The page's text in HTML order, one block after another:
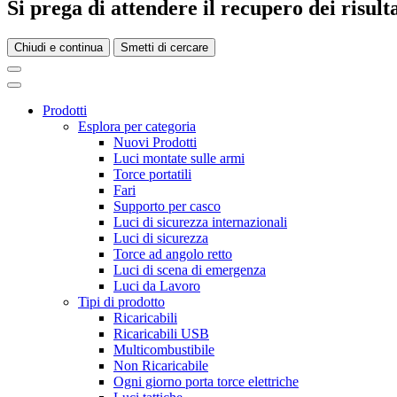
Si prega di attendere il recupero dei
Chiudi e continua Smetti di cercare
Prodotti
Esplora per categoria
Nuovi Prodotti
Luci montate sulle armi
Torce portatili
Fari
Supporto per casco
Luci di sicurezza internazionali
Luci di sicurezza
Torce ad angolo retto
Luci di scena di emergenza
Luci da Lavoro
Tipi di prodotto
Ricaricabili
Ricaricabili USB
Multicombustibile
Non Ricaricabile
Ogni giorno porta torce elettriche